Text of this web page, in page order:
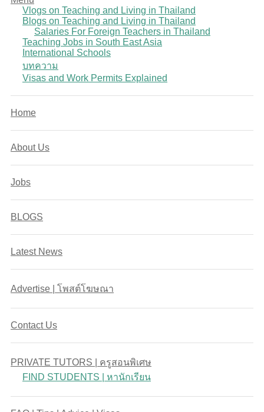
Vlogs on Teaching and Living in Thailand
Blogs on Teaching and Living in Thailand
Salaries For Foreign Teachers in Thailand
Teaching Jobs in South East Asia
International Schools
บทความ
Visas and Work Permits Explained
Home
About Us
Jobs
BLOGS
Latest News
Advertise | โพสต์โฆษณา
Contact Us
PRIVATE TUTORS | ครูสอนพิเศษ
FIND STUDENTS | หานักเรียน